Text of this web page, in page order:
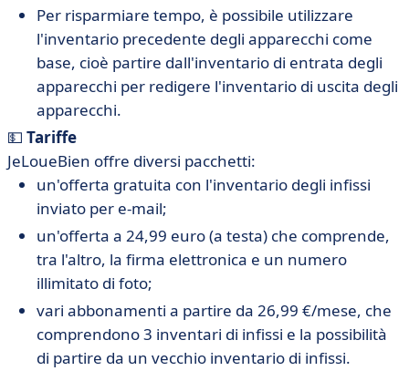
Per risparmiare tempo, è possibile utilizzare
l'inventario precedente degli apparecchi come
base, cioè partire dall'inventario di entrata degli
apparecchi per redigere l'inventario di uscita degli
apparecchi.
💵 Tariffe
JeLoueBien offre diversi pacchetti:
un'offerta gratuita con l'inventario degli infissi
inviato per e-mail;
un'offerta a 24,99 euro (a testa) che comprende,
tra l'altro, la firma elettronica e un numero
illimitato di foto;
vari abbonamenti a partire da 26,99 €/mese, che
comprendono 3 inventari di infissi e la possibilità
di partire da un vecchio inventario di infissi.